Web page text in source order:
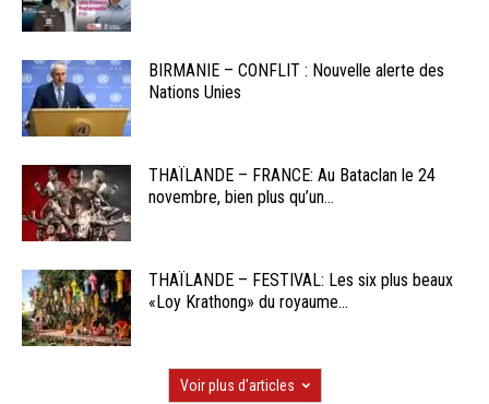
BIRMANIE – CONFLIT : Nouvelle alerte des
Nations Unies
THAÏLANDE – FRANCE: Au Bataclan le 24
novembre, bien plus qu’un...
THAÏLANDE – FESTIVAL: Les six plus beaux
«Loy Krathong» du royaume...
Voir plus d'articles